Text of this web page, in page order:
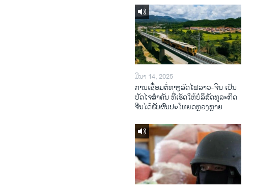
ມີນາ 14, 2025
ການເຊື່ອມຕໍ່ທາງລົດໄຟລາວ-ຈີນ ເປັນ
ປັດໄຈສໍາຄັນ ທີ່ເຮັດໃຫ້ບໍລິສັດທຸລະກິດ
ຈີນໄດ້ຮັບຜົນປະໂຫຍດຫຼວງຫຼາຍ